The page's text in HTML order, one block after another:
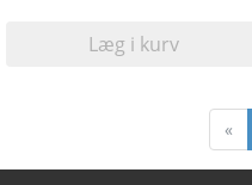
Læg i kurv
«